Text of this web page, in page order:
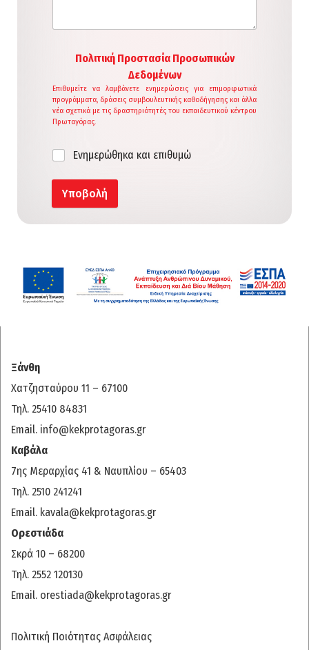
Πολιτική Προστασία Προσωπικών
Δεδομένων
Eπιθυμείτε να λαμβάνετε ενημερώσεις για επιμορφωτικά
προγράμματα, δράσεις συμβουλευτικής καθοδήγησης και άλλα
νέα σχετικά με τις δραστηριότητές του εκπαιδευτικού κέντρου
Πρωταγόρας.
Ενημερώθηκα και επιθυμώ
Υποβολή
Ξάνθη
Χατζησταύρου 11 – 67100
Τηλ. 25410 84831
Email. info@kekprotagoras.gr
Καβάλα
7ης Μεραρχίας 41 & Ναυπλίου – 65403
Τηλ. 2510 241241
Email. kavala@kekprotagoras.gr
Ορεστιάδα
Σκρά 10 – 68200
Τηλ. 2552 120130
Email. orestiada@kekprotagoras.gr
Πολιτική Ποιότητας Ασφάλειας